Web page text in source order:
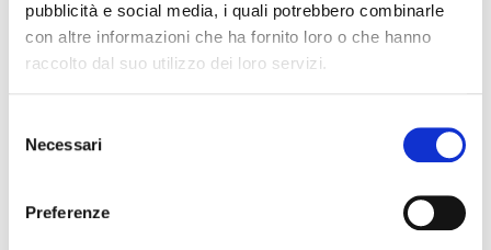
pubblicità e social media, i quali potrebbero combinarle
con altre informazioni che ha fornito loro o che hanno
raccolto dal suo utilizzo dei loro servizi.
delNecessari
Preferenze
03/08/2026
Nuovo GAN
SFOGLIA GALLERY